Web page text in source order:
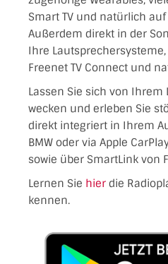
Smart TV und natürlich
Außerdem direkt in der
Ihre Lautsprechersysteme,
Freenet TV Connect und
Lassen Sie sich von Ihrem
wecken und erleben Sie
direkt integriert in Ihrem
BMW oder via Apple
sowie über SmartLink von
Lernen Sie hier die
kennen.